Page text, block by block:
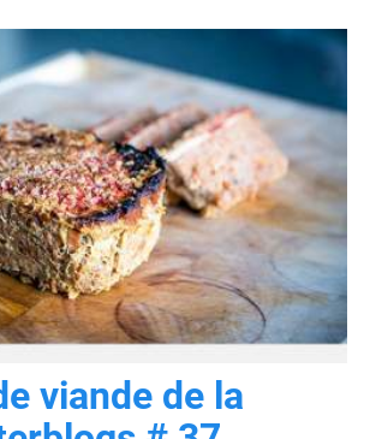
viande de la